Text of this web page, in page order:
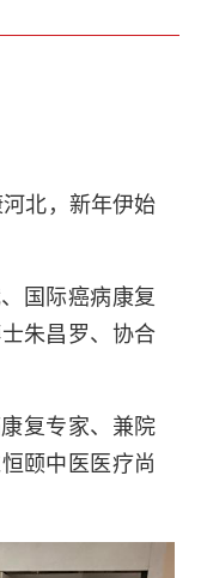
北，新年伊始
国际癌病康复
朱昌罗、协合
复专家、兼院
颐中医医疗尚